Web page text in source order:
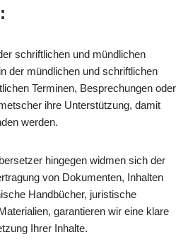
schriftlichen und mündlichen
der mündlichen und schriftlichen
Terminen, Besprechungen oder
ihre Unterstützung, damit
werden.
hingegen widmen sich der
von Dokumenten, Inhalten
Handbücher, juristische
garantieren wir eine klare
Ihrer Inhalte.